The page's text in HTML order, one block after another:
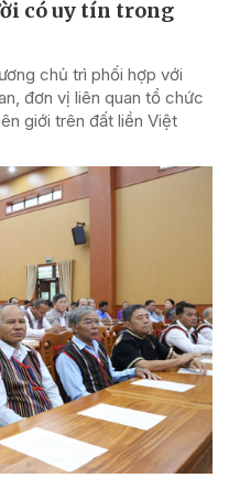
có uy tín trong
chủ trì phối hợp với
đơn vị liên quan tổ chức
giới trên đất liền Việt